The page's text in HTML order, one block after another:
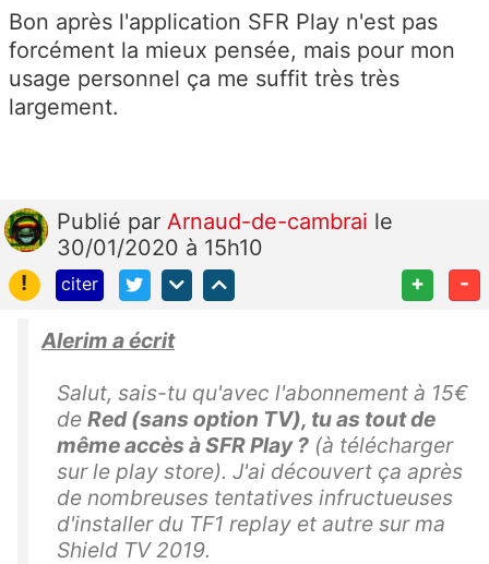
Bon après l'application SFR Play n'est pas
forcément la mieux pensée, mais pour mon
usage personnel ça me suffit très très
largement.
Publié par Arnaud-de-cambrai le
30/01/2020 à 15h10
!
citer + -
Alerim a écrit
Salut, sais-tu qu'avec l'abonnement à 15€
de Red (sans option TV), tu as tout de
même accès à SFR Play ? (à télécharger
sur le play store). J'ai découvert ça après
de nombreuses tentatives infructueuses
d'installer du TF1 replay et autre sur ma
Shield TV 2019.